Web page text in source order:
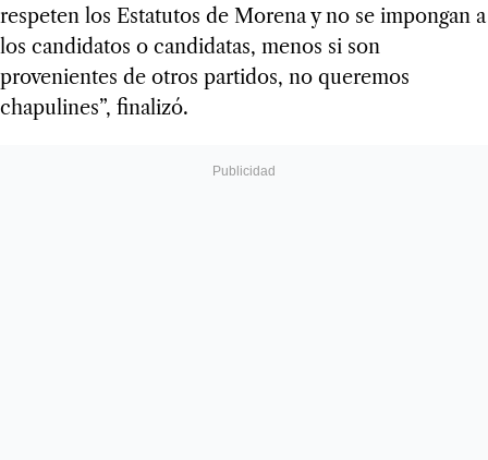
respeten los Estatutos de Morena y no se impongan a
los candidatos o candidatas, menos si son
provenientes de otros partidos, no queremos
chapulines”, finalizó.